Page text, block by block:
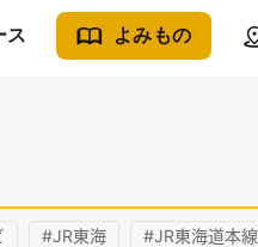
ス よみもの
#JR東海 #JR東海道本線